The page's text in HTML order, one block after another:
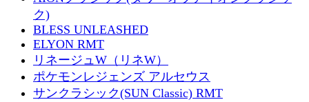
ク)
BLESS UNLEASHED
ELYON RMT
リネージュW（リネW）
ポケモンレジェンズ アルセウス
サンクラシック(SUN Classic) RMT